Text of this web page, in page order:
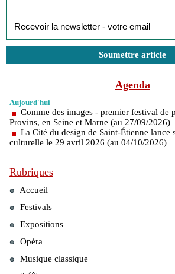
Soumettre article
Agenda
Aujourd'hui
Comme des images - premier festival de
Provins, en Seine et Marne (au 27/09/2026)
La Cité du design de Saint-Étienne lance
culturelle le 29 avril 2026 (au 04/10/2026)
Rubriques
Accueil
Festivals
Expositions
Opéra
Musique classique